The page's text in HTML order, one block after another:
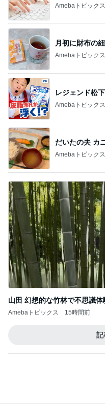
Amebaトピックス
月初に財布の
Amebaトピックス
レジェンド松
Amebaトピックス
だいたの夫 カ
Amebaトピックス
山田 幻想的な竹林で不思議体
Amebaトピックス 15時間前
記